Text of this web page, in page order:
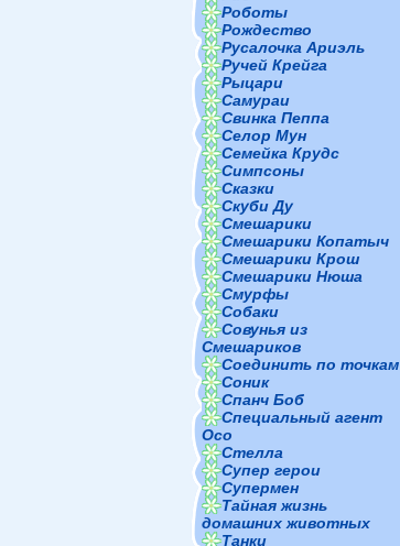
Роботы
Рождество
Русалочка Ариэль
Ручей Крейга
Рыцари
Самураи
Свинка Пеппа
Селор Мун
Семейка Крудс
Симпсоны
Сказки
Скуби Ду
Смешарики
Смешарики Копатыч
Смешарики Крош
Смешарики Нюша
Смурфы
Собаки
Совунья из
Смешариков
Соединить по точкам
Соник
Спанч Боб
Специальный агент
Осо
Стелла
Супер герои
Супермен
Тайная жизнь
домашних животных
Танки